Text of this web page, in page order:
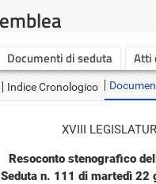
Documenti di seduta Atti
Indice Cronologico
XVIII
Resoconto stenografico
Seduta n. 111 di martedì 22